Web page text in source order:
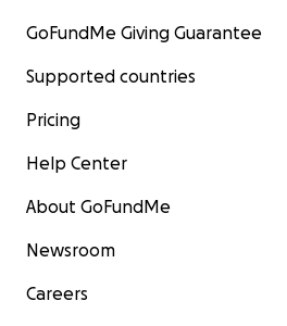
GoFundMe Giving Guarantee
Supported countries
Pricing
Help Center
About GoFundMe
Newsroom
Careers